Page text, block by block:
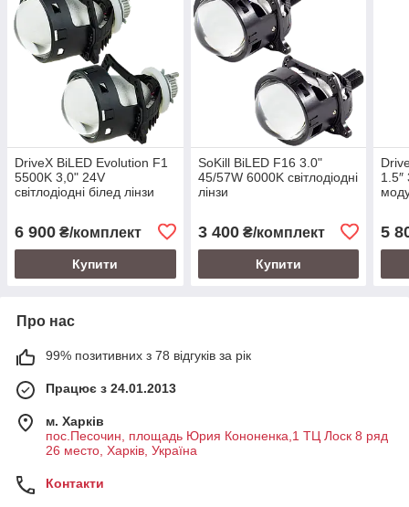
DriveX BiLED Evolution F1
5500K 3,0" 24V
світлодіодні білед лінзи
6 900 ₴/комплект
Купити
SoKill BiLED F16 3.0"
45/57W 6000K світлодіодні
лінзи
3 400₴/комплект
Купити
1.5″
5
Про нас
99% позитивних з 78 відгуків за рік
Працює з 24.01.2013
м. Харків
пос.Песочин, площадь Юрия Кононенка,1 ТЦ Лоск 8 ряд
26 место, Харків, Україна
Контакти